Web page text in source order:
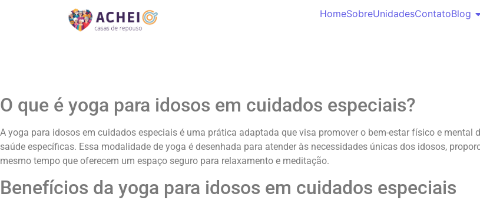
HomeSobreUnidadesContatoBlog
O que é yoga para idosos em cuidados especiais?
A yoga para idosos em cuidados especiais é uma prática adaptada que visa promover o bem-estar físico e
saúde específicas. Essa modalidade de yoga é desenhada para atender às necessidades únicas dos idosos,
mesmo tempo que oferecem um espaço seguro para relaxamento e meditação.
Benefícios da yoga para idosos em cuidados especiais